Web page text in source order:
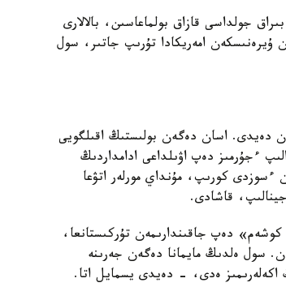
جولداسى قازاق بولماعاسىن، بالالارى
امەريكادا تۇرىپ جاتىر، سول
دەيدى. اسان دەگەن بولىستىڭ اقىلگويى
ءجۇرمىز دەپ اۋىلداعى ادامداردىڭ
كورىپ، مۇنداي مورلەر اتۋعا
قاشادى.
دەپ جاقىندارىمەن تۇركىستانعا،
سول ەلدىڭ مايمانا دەگەن جەرىنە
اكەلەرىمىز ەدى، - دەيدى يسمايل اتا.